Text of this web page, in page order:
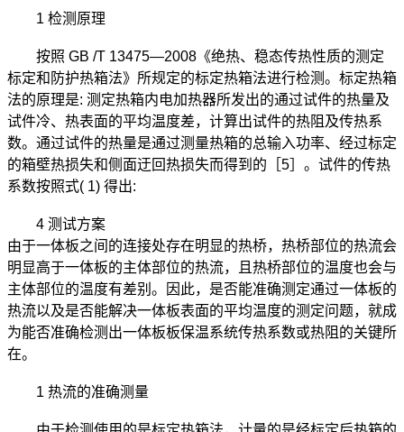
1 检测原理
按照 GB /T 13475—2008《绝热、稳态传热性质的测定
标定和防护热箱法》所规定的标定热箱法进行检测。标定热箱
法的原理是: 测定热箱内电加热器所发出的通过试件的热量及
试件冷、热表面的平均温度差，计算出试件的热阻及传热系
数。通过试件的热量是通过测量热箱的总输入功率、经过标定
的箱壁热损失和侧面迂回热损失而得到的［5］。试件的传热
系数按照式( 1) 得出:
4 测试方案
由于一体板之间的连接处存在明显的热桥，热桥部位的热流会
明显高于一体板的主体部位的热流，且热桥部位的温度也会与
主体部位的温度有差别。因此，是否能准确测定通过一体板的
热流以及是否能解决一体板表面的平均温度的测定问题，就成
为能否准确检测出一体板板保温系统传热系数或热阻的关键所
在。
1 热流的准确测量